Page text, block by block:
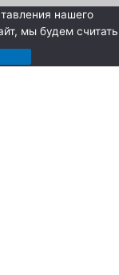
нашего
мы будем считать